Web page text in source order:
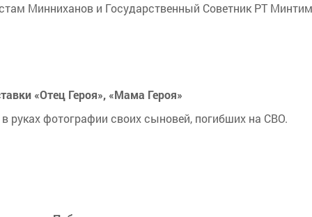
Минниханов и Государственный Советник РТ
«Отец Героя», «Мама Героя»
руках фотографии своих сыновей, погибших на СВО.